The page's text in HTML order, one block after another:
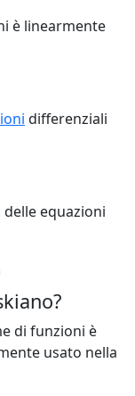
è linearmente
differenziali
equazioni
di funzioni è
usato nella